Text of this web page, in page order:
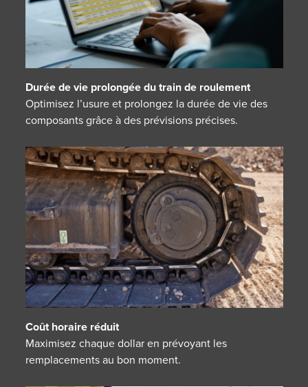
Durée de vie prolongée du train de roulement
Optimisez l’usure et prolongez la durée de vie des
composants grâce à des prévisions précises.
Coût horaire réduit
Maximisez chaque dollar en prévoyant les
remplacements au bon moment.